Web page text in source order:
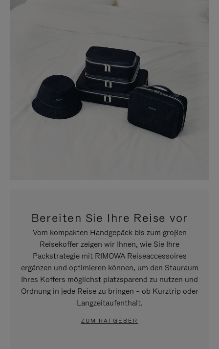
Bereiten Sie Ihre Reise vor
Vom kompakten Handgepäck bis zum großen
Reisekoffer zeigen wir Ihnen, wie Sie Ihre
Packstrategie mit RIMOWA Reiseaccessoires
ergänzen und optimieren können, um den Stauraum
Ihres Koffers möglichst platzsparend zu nutzen und
Ordnung in jede Reise zu bringen – ob Kurztrip oder
Langzeitaufenthalt.
ZUM RATGEBER